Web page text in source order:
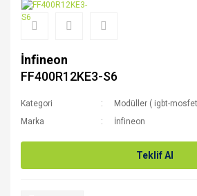
İnfineon
FF400R12KE3-S6
Kategori
Modüller ( igbt-
Marka
İnfineon
Teklif Al